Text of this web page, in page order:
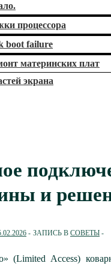
процессора
boot failure
материнских плат
экрана
и
ЗАПИСЬ В СОВЕТЫ
(Limited Access)